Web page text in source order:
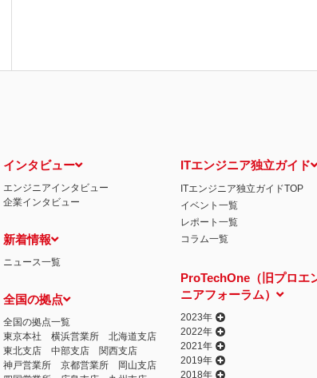
インタビュー
エンジニアインタビュー
企業インタビュー
新着情報
ニュース一覧
全国の拠点
全国の拠点一覧
東京本社
横浜営業所
北海道支店
東北支店
中部支店
関西支店
神戸営業所
京都営業所
岡山支店
ITエンジニア独立ガイド
ITエンジニア独立ガイドTOP
イベント一覧
レポート一覧
コラム一覧
ProTechOne（旧プロエ
ニアフォーラム）
2023年
2022年
2021年
2019年
2018年